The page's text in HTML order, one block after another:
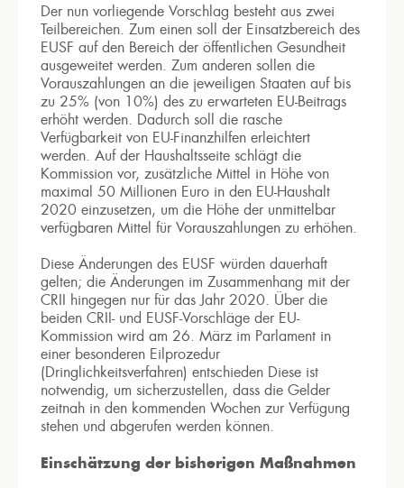
Der nun vorliegende Vorschlag besteht aus zwei
Teilbereichen. Zum einen soll der Einsatzbereich des
EUSF auf den Bereich der öffentlichen Gesundheit
ausgeweitet werden. Zum anderen sollen die
Vorauszahlungen an die jeweiligen Staaten auf bis
zu 25% (von 10%) des zu erwarteten EU-Beitrags
erhöht werden. Dadurch soll die rasche
Verfügbarkeit von EU-Finanzhilfen erleichtert
werden. Auf der Haushaltsseite schlägt die
Kommission vor, zusätzliche Mittel in Höhe von
maximal 50 Millionen Euro in den EU-Haushalt
2020 einzusetzen, um die Höhe der unmittelbar
verfügbaren Mittel für Vorauszahlungen zu erhöhen.
Diese Änderungen des EUSF würden dauerhaft
gelten; die Änderungen im Zusammenhang mit der
CRII hingegen nur für das Jahr 2020. Über die
beiden CRII- und EUSF-Vorschläge der EU-
Kommission wird am 26. März im Parlament in
einer besonderen Eilprozedur
(Dringlichkeitsverfahren) entschieden Diese ist
notwendig, um sicherzustellen, dass die Gelder
zeitnah in den kommenden Wochen zur Verfügung
stehen und abgerufen werden können.
Einschätzung der bisherigen Maßnahmen